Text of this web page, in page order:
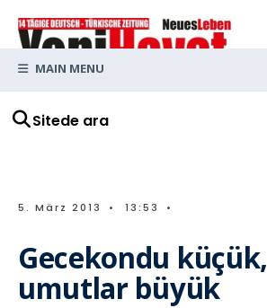
Sitede ara
MAIN MENU
5. März 2013 • 13:53 •
Gecekondu küçük,
umutlar büyük